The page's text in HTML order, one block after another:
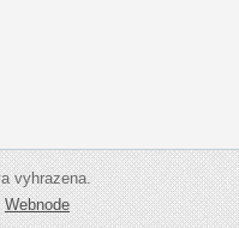
vyhrazena.
Webnode